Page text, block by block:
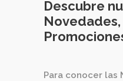
Descubre
Para conocer las